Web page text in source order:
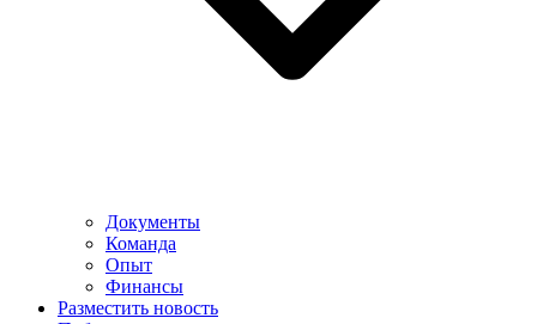
Документы
Команда
Опыт
Финансы
Разместить новость